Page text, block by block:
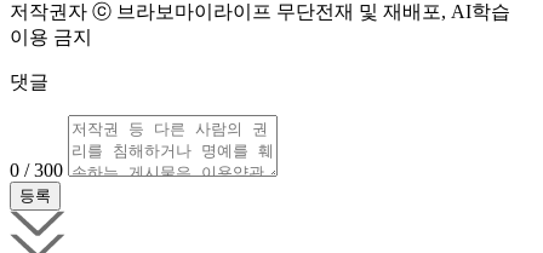
저작권자 ⓒ 브라보마이라이프 무단전재 및 재배포, AI학습
이용 금지
댓글
0 / 300